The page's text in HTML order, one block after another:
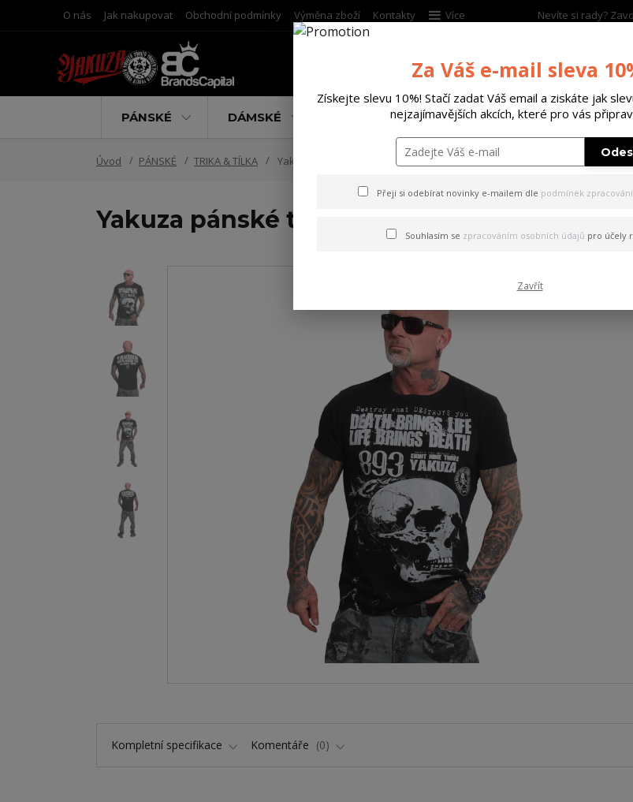
O nás Jak nakupovat Obchodní podmínky Výměna zboží Kontakty Více Nevíte si rady?
PÁNSKÉ DÁMSKÉ DOPLŇKY DÁRKOVÉ
Úvod PÁNSKÉ TRIKA & TÍLKA Yakuza pánské tričko Death Life Regular T-Shirt black 4XL
Yakuza pánské tričko Death Life Regular
Kompletní specifikace Komentáře 0
Za Váš e-mail sleva
Získejte slevu 10%! Stačí zadat Váš email a ziskáte jak
nejzajímavějších akcích, které pro vás
Přeji si odebírat novinky e-mailem dle podmínek
Souhlasím se zpracováním osobních údajů pro účely
Zavřít